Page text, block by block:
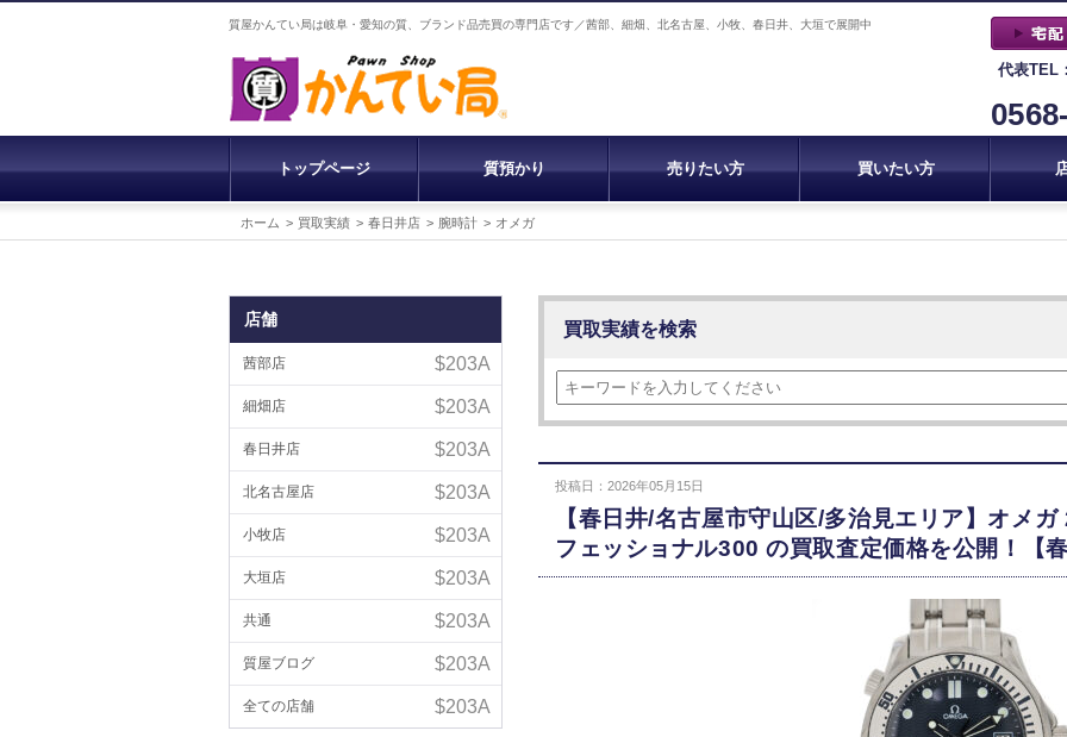
質屋かんてい局は岐阜・愛知の質、ブランド品売買の専門店です／茜部、細畑、北名古屋、小牧、春日井、大垣で展開中
代表TEL
トップページ 質預かり 売りたい方 買いたい方
ホーム 買取実績 春日井店 腕時計 オメガ
買取実績を検索
投稿日：2026年05月15日
【春日井/名古屋市守山区/多治見エリア】オメ
フェッショナル300 の買取査定価格を公開！【春
店舗
茜部店
細畑店
春日井店
北名古屋店
小牧店
大垣店
共通
質屋ブログ
全ての店舗